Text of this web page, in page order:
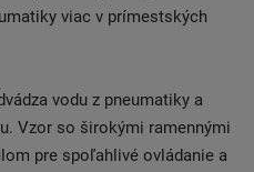
viac v prímestských
vodu z pneumatiky a
Vzor so širokými ramennými
pre spoľahlivé ovládanie a